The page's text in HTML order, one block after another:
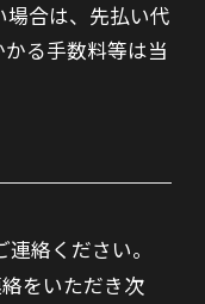
合は、先払い代
る手数料等は当
絡ください。
をいただき次